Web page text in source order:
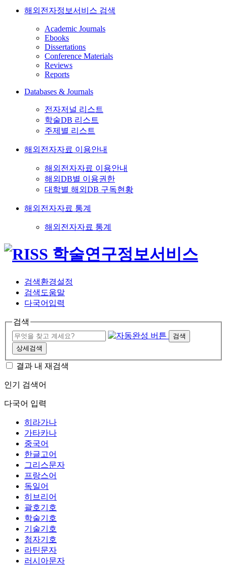
해외전자정보서비스 검색
Academic Journals
Ebooks
Dissertations
Conference Materials
Reviews
Reports
Databases & Journals
전자저널 리스트
학술DB 리스트
주제별 리스트
해외전자자료 이용안내
해외전자자료 이용안내
해외DB별 이용권한
대학별 해외DB 구독현황
해외전자자료 통계
해외전자자료 통계
검색환경설정
검색도움말
다국어입력
검색
검색
상세검색
결과 내 재검색
인기 검색어
다국어 입력
히라가나
가타카나
중국어
한글고어
그리스문자
프랑스어
독일어
히브리어
괄호기호
학술기호
기술기호
첨자기호
라틴문자
러시아문자